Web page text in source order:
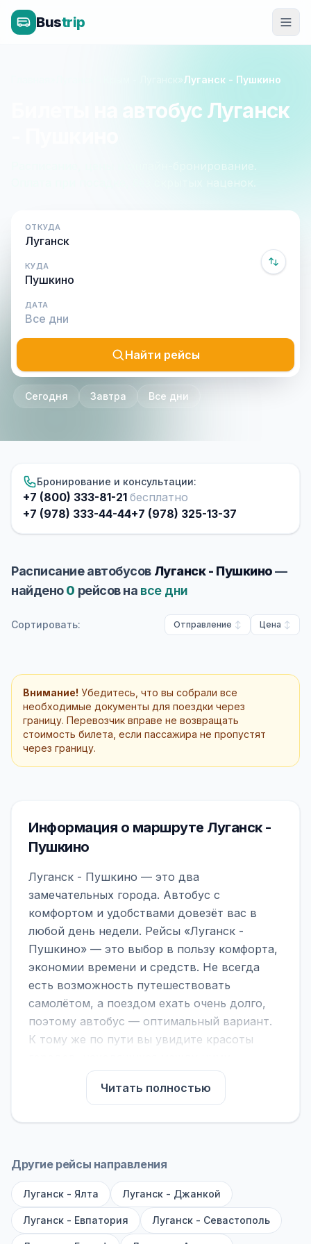
Bustrip
»Луганск - Пушкино
Билеты на автобус Луганск
Расписание, цены и онлайн-бронирование.
Оплата при посадке, без скрытых наценок.
ОТКУДА
КУДА
ДАТА
Найти рейсы
Сегодня Завтра Все дни
Бронирование и консультации:
+7 (800) 333-81-21 бесплатно
+7 (978) 333-44-44+7 (978) 325-13-37
Расписание автобусов Луганск - Пушкино—
найдено0 рейсов на все дни
Сортировать: Отправление Цена
Внимание! Убедитесь, что вы собрали все
необходимые документы для поездки через
границу. Перевозчик вправе не возвращать
стоимость билета, если пассажира не пропустят
через границу.
Информация о маршруте Луганск -
Пушкино
Луганск - Пушкино — это два
замечательных города. Автобус с
комфортом и удобствами довезёт вас в
любой день недели. Рейсы «Луганск -
Пушкино» — это выбор в пользу комфорта,
экономии времени и средств. Не всегда
есть возможность путешествовать
самолётом, а поездом ехать очень долго,
поэтому автобус — оптимальный вариант.
К тому же по пути вы увидите красоты
На нашем сайте вы можете найти
расписание автобусов Луганск - Пушкино,
сравнить рейсы и выбрать подходящий.
на микроавтобусы (8–18 мест). Если важен
(от 40 мест): у них лучше подвеска и
дорога ощущается меньше.
Читать полностью
Другие рейсы направления
Луганск - Ялта Луганск - Джанкой
Луганск - Евпатория Луганск - Севастополь